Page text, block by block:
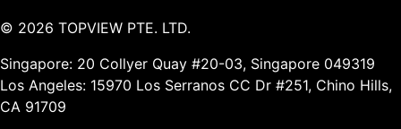
© 2026 TOPVIEW PTE. LTD.
Singapore: 20 Collyer Quay #20-03, Singapore 049319
Los Angeles: 15970 Los Serranos CC Dr #251, Chino Hills,
CA 91709